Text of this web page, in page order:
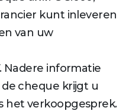
kunt inleveren
van uw
Nadere informatie
cheque krijgt u
het verkoopgesprek.